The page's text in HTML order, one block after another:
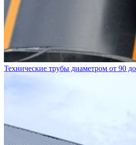
Технические трубы диаметром от 90